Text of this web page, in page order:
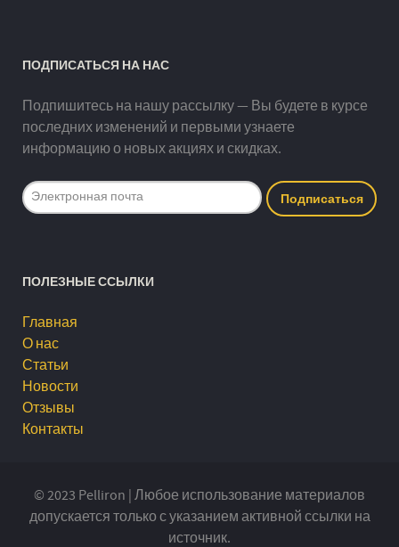
ПОДПИСАТЬСЯ НА НАС
Подпишитесь на нашу рассылку — Вы будете в курсе
последних изменений и первыми узнаете
информацию о новых акциях и скидках.
ПОЛЕЗНЫЕ ССЫЛКИ
Главная
О нас
Статьи
Новости
Отзывы
Контакты
© 2023 Pelliron | Любое использование материалов
допускается только с указанием активной ссылки на
источник.